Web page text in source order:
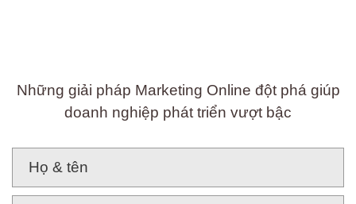
Những giải pháp Marketing Online đột phá giúp
doanh nghiệp phát triển vượt bậc